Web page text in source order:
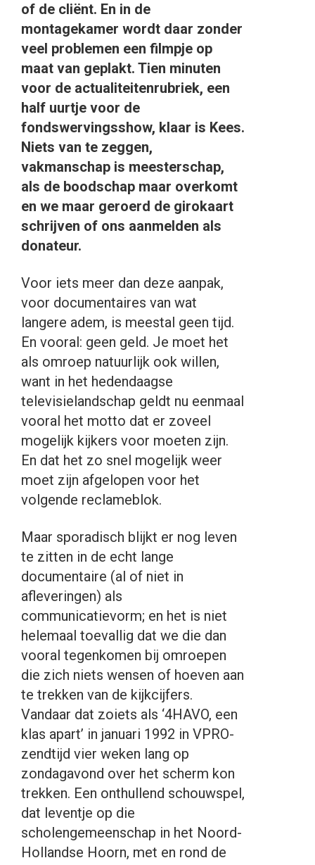
of de cliënt. En in de
montagekamer wordt daar zonder
veel problemen een filmpje op
maat van geplakt. Tien minuten
voor de actualiteitenrubriek, een
half uurtje voor de
fondswervingsshow, klaar is Kees.
Niets van te zeggen,
vakmanschap is meesterschap,
als de boodschap maar overkomt
en we maar geroerd de girokaart
schrijven of ons aanmelden als
donateur.
Voor iets meer dan deze aanpak,
voor documentaires van wat
langere adem, is meestal geen tijd.
En vooral: geen geld. Je moet het
als omroep natuurlijk ook willen,
want in het hedendaagse
televisielandschap geldt nu eenmaal
vooral het motto dat er zoveel
mogelijk kijkers voor moeten zijn.
En dat het zo snel mogelijk weer
moet zijn afgelopen voor het
volgende reclameblok.
Maar sporadisch blijkt er nog leven
te zitten in de echt lange
documentaire (al of niet in
afleveringen) als
communicatievorm; en het is niet
helemaal toevallig dat we die dan
vooral tegenkomen bij omroepen
die zich niets wensen of hoeven aan
te trekken van de kijkcijfers.
Vandaar dat zoiets als ‘4HAVO, een
klas apart’ in januari 1992 in VPRO-
zendtijd vier weken lang op
zondagavond over het scherm kon
trekken. Een onthullend schouwspel,
dat leventje op die
scholengemeenschap in het Noord-
Hollandse Hoorn, met en rond de